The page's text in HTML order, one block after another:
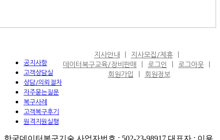
공지사항
고객상담실
상담/의뢰절차
자주묻는질문
복구사례
고객복구후기
원격지원실행
지사안내
지사모집/제휴
데이터복구교육/장비판매
로그인
로그아웃
회원가입
회원정보
한국데이터복구기술 사업자번호 : 502-23-98917 대표자 : 이용